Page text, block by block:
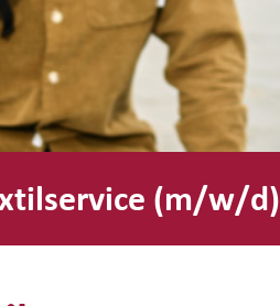
(m/w/d)